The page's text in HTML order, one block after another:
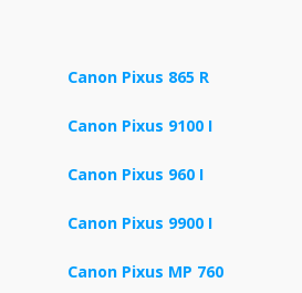
Canon Pixus 865 R
Canon Pixus 9100 I
Canon Pixus 960 I
Canon Pixus 9900 I
Canon Pixus MP 760